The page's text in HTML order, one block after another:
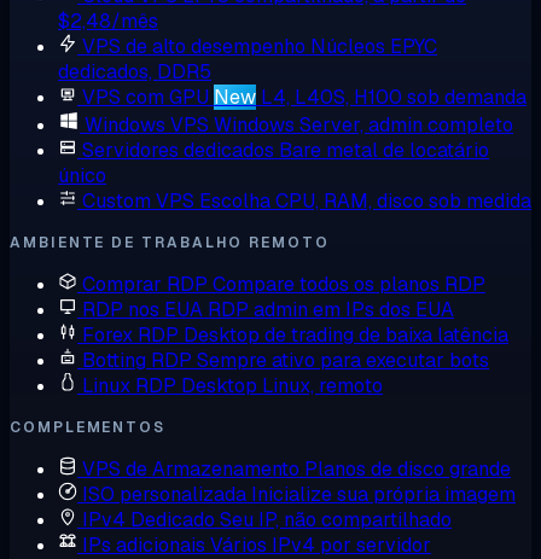
$2,48/mês
VPS de alto desempenho Núcleos EPYC
dedicados, DDR5
VPS com GPU New L4, L40S, H100 sob demanda
Windows VPS Windows Server, admin completo
Servidores dedicados Bare metal de locatário
único
Custom VPS Escolha CPU, RAM, disco sob medida
AMBIENTE DE TRABALHO REMOTO
Comprar RDP Compare todos os planos RDP
RDP nos EUA RDP admin em IPs dos EUA
Forex RDP Desktop de trading de baixa latência
Botting RDP Sempre ativo para executar bots
Linux RDP Desktop Linux, remoto
COMPLEMENTOS
VPS de Armazenamento Planos de disco grande
ISO personalizada Inicialize sua própria imagem
IPv4 Dedicado Seu IP, não compartilhado
IPs adicionais Vários IPv4 por servidor